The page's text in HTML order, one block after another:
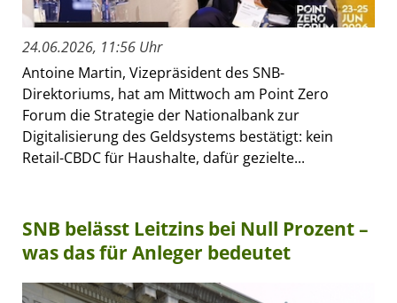
24.06.2026, 11:56 Uhr
Antoine Martin, Vizepräsident des SNB-
Direktoriums, hat am Mittwoch am Point Zero
Forum die Strategie der Nationalbank zur
Digitalisierung des Geldsystems bestätigt: kein
Retail-CBDC für Haushalte, dafür gezielte...
SNB belässt Leitzins bei Null Prozent –
was das für Anleger bedeutet